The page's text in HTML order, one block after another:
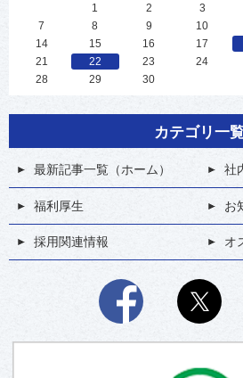
1
2 3
7
8 9 10
14
15 16 17
21
22 23 24
28
29 30
カテゴリ一
最新記事一覧（ホーム） 社
福利厚生 お
採用関連情報 オ
Facebook